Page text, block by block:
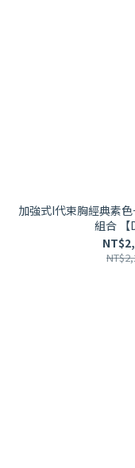
加強式I代束胸經典素
組合 【